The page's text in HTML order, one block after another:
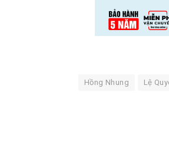
Hồng Nhung Lệ